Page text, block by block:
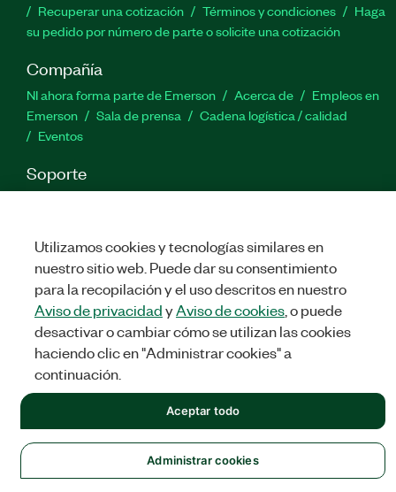
Recuperar una cotización
Términos y condiciones
Haga
su pedido por número de parte o solicite una cotización
Compañía
NI ahora forma parte de Emerson Acerca de
Empleos en
Emerson
Sala de prensa
Cadena logística / calidad
Eventos
Soporte
Comentarios
TwitterFacebook
LinkedIn
PRIVACIDAD|Administrar cookies
RESERVADOS.
Utilizamos cookies y tecnologías similares en
nuestro sitio web. Puede dar su consentimiento
para la recopilación y el uso descritos en nuestro
Aviso de privacidadyAviso de cookies, o puede
desactivar o cambiar cómo se utilizan las cookies
haciendo clic en "Administrar cookies" a
continuación.
Administrar cookies
Aceptar todo